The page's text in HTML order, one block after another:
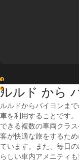
1
2
ルルド から
ルルドからバイヨンま
車を利用することです
できる複数の車両クラ
客が快適な旅をするた
ています。また、毎日
らしい車内アメニティ